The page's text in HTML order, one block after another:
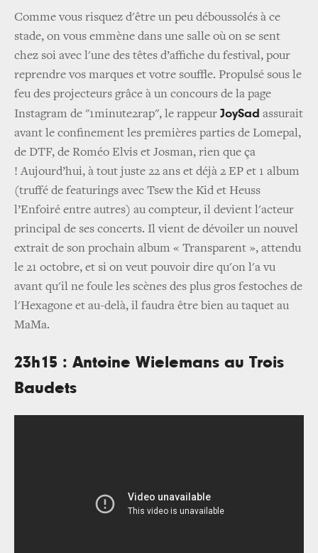
Comme vous risquez d'être un peu déboussolés à ce
stade, on vous emmène dans une salle où on se sent
chez soi avec l'une des têtes d’affiche du festival, pour
reprendre vos marques et votre souffle. Propulsé sous le
feu des projecteurs grâce à un concours de la page
Instagram de "1minute2rap", le rappeur JoySad assurait
avant le confinement les premières parties de Lomepal,
de DTF, de Roméo Elvis et Josman, rien que ça
! Aujourd’hui, à tout juste 22 ans et déjà 2 EP et 1 album
(truffé de featurings avec Tsew the Kid et Heuss
l’Enfoiré entre autres) au compteur, il devient l'acteur
principal de ses concerts. Il vient de dévoiler un nouvel
extrait de son prochain album « Transparent », attendu
le 21 octobre, et si on veut pouvoir dire qu'on l'a vu
avant qu'il ne foule les scènes des plus gros festoches de
l'Hexagone et au-delà, il faudra être bien au taquet au
MaMa.
23h15 : Antoine Wielemans au Trois
Baudets